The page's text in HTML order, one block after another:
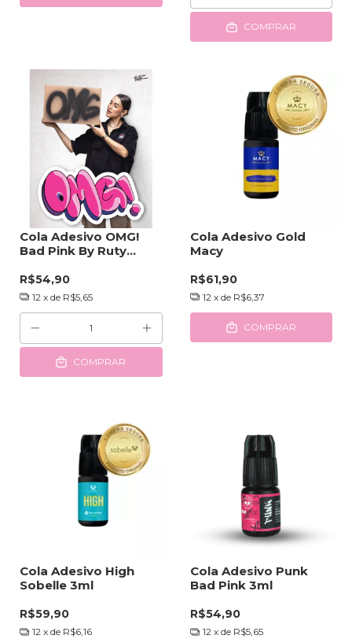
COMPRAR
Cola Adesivo OMG!
Bad Pink By Ruty
R$54,90
12 x de R$5,65
COMPRAR
Cola Adesivo Gold
Macy
R$61,90
12 x de R$6,37
COMPRAR
Cola Adesivo High
Sobelle 3ml
R$59,90
12 x de R$6,16
Cola Adesivo Punk
Bad Pink 3ml
R$54,90
12 x de R$5,65